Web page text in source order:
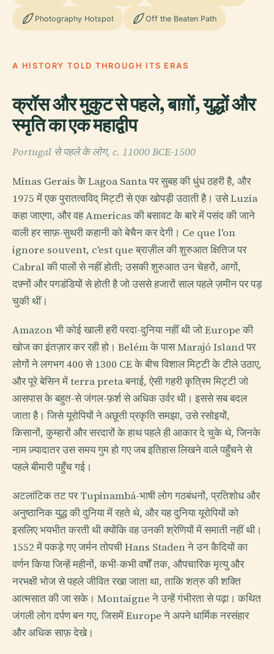
Photography Hotspot Off the Beaten Path
A HISTORY TOLD THROUGH ITS ERAS
क्रॉस और मुकुट से पहले, बाग़ों, युद्धों और
स्मृति का एक महाद्वीप
Portugal से पहले के लोग, c. 11000 BCE-1500
Minas Gerais के Lagoa Santa पर सुबह की धुंध ठहरी है, और
1975 में एक पुरातत्वविद् मिट्टी से एक खोपड़ी उठाती है। उसे Luzia
कहा जाएगा, और वह Americas की बसावट के बारे में पसंद की जाने
वाली हर साफ़-सुथरी कहानी को बेचैन कर देगी। Ce que l'on
ignore souvent, c'est que ब्राज़ील की शुरुआत क्षितिज पर
Cabral की पालों से नहीं होती; उसकी शुरुआत उन चेहरों, आगों,
दफ़्नों और पगडंडियों से होती है जो उससे हजारों साल पहले ज़मीन पर पड़
चुकी थीं।
Amazon भी कोई खाली हरी परदा-दुनिया नहीं थी जो Europe की
खोज का इंतज़ार कर रही हो। Belém के पास Marajó Island पर
लोगों ने लगभग 400 से 1300 CE के बीच विशाल मिट्टी के टीले उठाए,
और पूरे बेसिन में terra preta बनाई, ऐसी गहरी कृत्रिम मिट्टी जो
आसपास के बहुत-से जंगल-फ़र्श से अधिक उर्वर थी। इससे सब बदल
जाता है। जिसे यूरोपियों ने अछूती प्रकृति समझा, उसे रसोइयों,
किसानों, कुम्हारों और सरदारों के हाथ पहले ही आकार दे चुके थे, जिनके
नाम ज़्यादातर उस समय गुम हो गए जब इतिहास लिखने वाले पहुँचने से
पहले बीमारी पहुँच गई।
अटलांटिक तट पर Tupinambá-भाषी लोग गठबंधनों, प्रतिशोध और
अनुष्ठानिक युद्ध की दुनिया में रहते थे, और यह दुनिया यूरोपियों को
इसलिए भयभीत करती थी क्योंकि वह उनकी श्रेणियों में समाती नहीं थी।
1552 में पकड़े गए जर्मन तोपची Hans Staden ने उन कैदियों का
वर्णन किया जिन्हें महीनों, कभी-कभी वर्षों तक, औपचारिक मृत्यु और
नरभक्षी भोज से पहले जीवित रखा जाता था, ताकि शत्रु की शक्ति
आत्मसात की जा सके। Montaigne ने उन्हें गंभीरता से पढ़ा। कथित
जंगली लोग दर्पण बन गए, जिसमें Europe ने अपने धार्मिक नरसंहार
और अधिक साफ़ देखे।